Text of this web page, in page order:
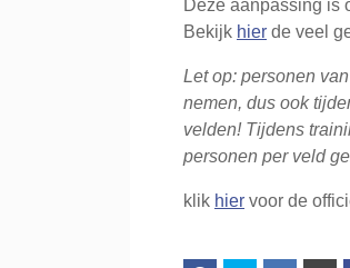
Deze aanpassing is
Bekijk hier de veel
Let op: personen
nemen, dus ook
velden! Tijdens
personen per veld
klik hier voor de